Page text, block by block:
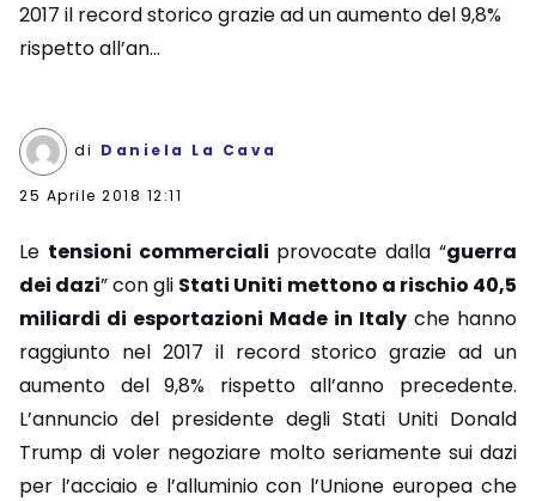
2017 il record storico grazie ad un aumento del 9,8%
rispetto all’an...
di Daniela La Cava
25 Aprile 2018 12:11
Le tensioni commerciali provocate dalla “guerra
dei dazi” con gli Stati Uniti mettono a rischio 40,5
miliardi di esportazioni Made in Italy che hanno
raggiunto nel 2017 il record storico grazie ad un
aumento del 9,8% rispetto all’anno precedente.
L’annuncio del presidente degli Stati Uniti Donald
Trump di voler negoziare molto seriamente sui dazi
per l’acciaio e l’alluminio con l’Unione europea che